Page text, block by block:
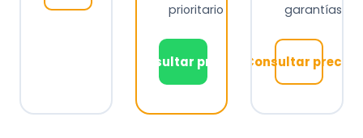
prioritario
Consultar precio
garantías
Consultar precio